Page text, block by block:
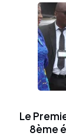
Le
8ème